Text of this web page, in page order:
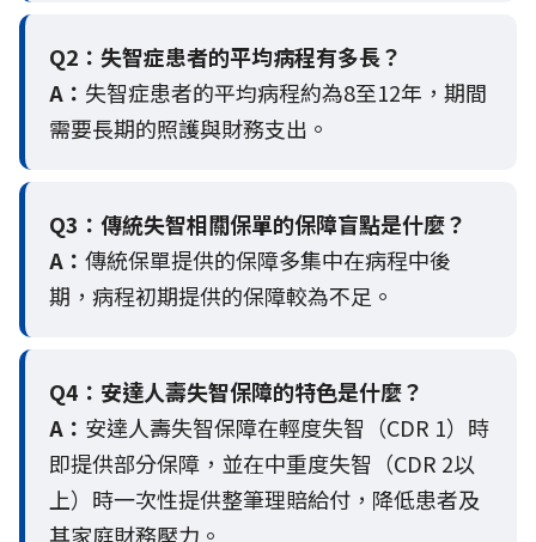
Q2： 失智症患者的平均病程有多長？
A： 失智症患者的平均病程約為8至12年，期間
需要長期的照護與財務支出。
Q3： 傳統失智相關保單的保障盲點是什麼？
A： 傳統保單提供的保障多集中在病程中後
期，病程初期提供的保障較為不足。
Q4： 安達人壽失智保障的特色是什麼？
A： 安達人壽失智保障在輕度失智（CDR 1）時
即提供部分保障，並在中重度失智（CDR 2以
上）時一次性提供整筆理賠給付，降低患者及
其家庭財務壓力。